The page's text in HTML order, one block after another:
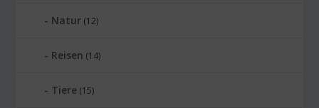
Natur (12)
Reisen (14)
Tiere (15)